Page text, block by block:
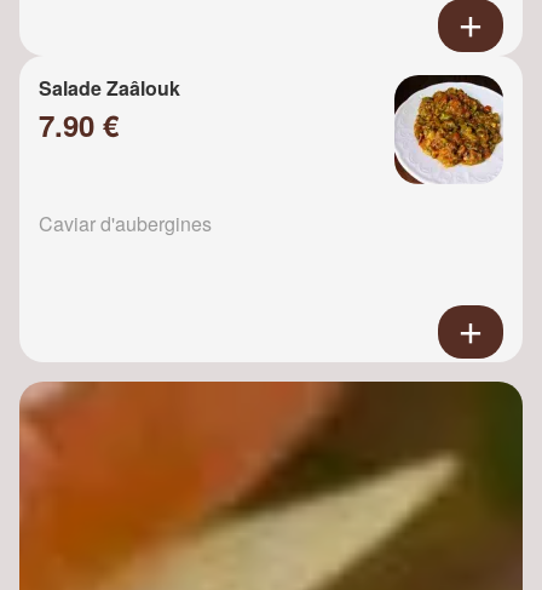
Salade Zaâlouk
7.90 €
Caviar d'aubergines